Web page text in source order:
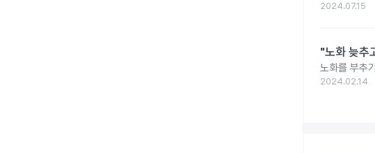
2024.07.15
"노화 늦추
노화를 부추
2024.02.14